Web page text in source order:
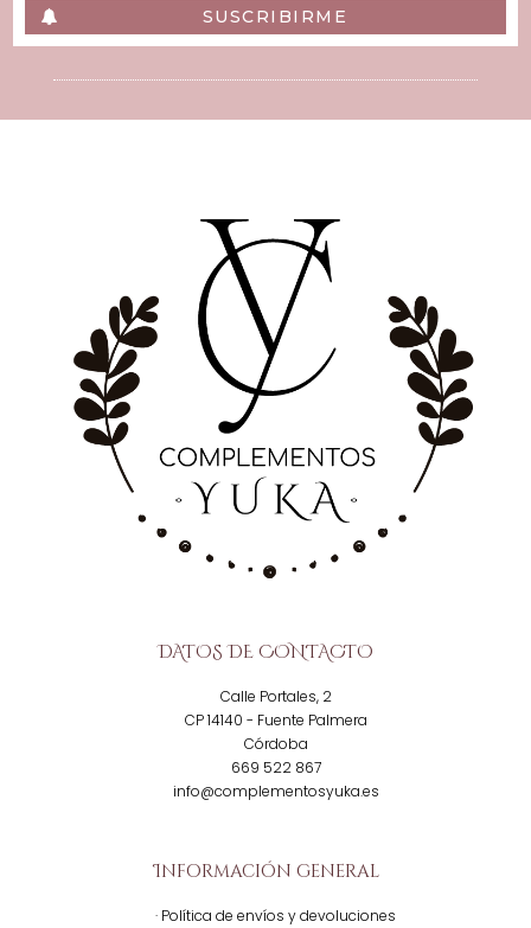
SUSCRIBIRME
DATOS DE CONTACTO
Calle Portales, 2
CP 14140 - Fuente Palmera
Córdoba
669 522 867
info@complementosyuka.es
Información general
· Política de envíos y devoluciones